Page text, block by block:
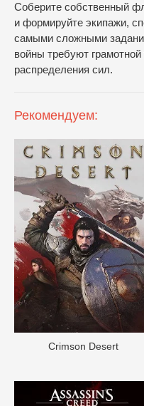
Соберите собственный
и формируйте экипажи,
самыми сложными
войны требуют грамотной
распределения сил.
Рекомендуем:
Crimson Desert